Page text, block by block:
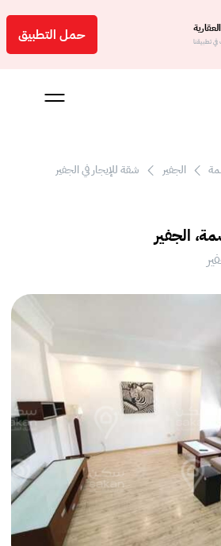
تطبيقنا حمل التطبيق
الجفير شقة للإيجار في الجفير
الجفير